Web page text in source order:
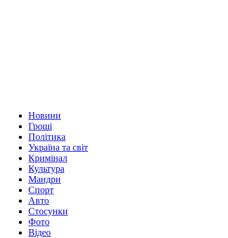
Новини
Гроші
Політика
Україна та світ
Кримінал
Культура
Мандри
Спорт
Авто
Стосунки
Фото
Відео